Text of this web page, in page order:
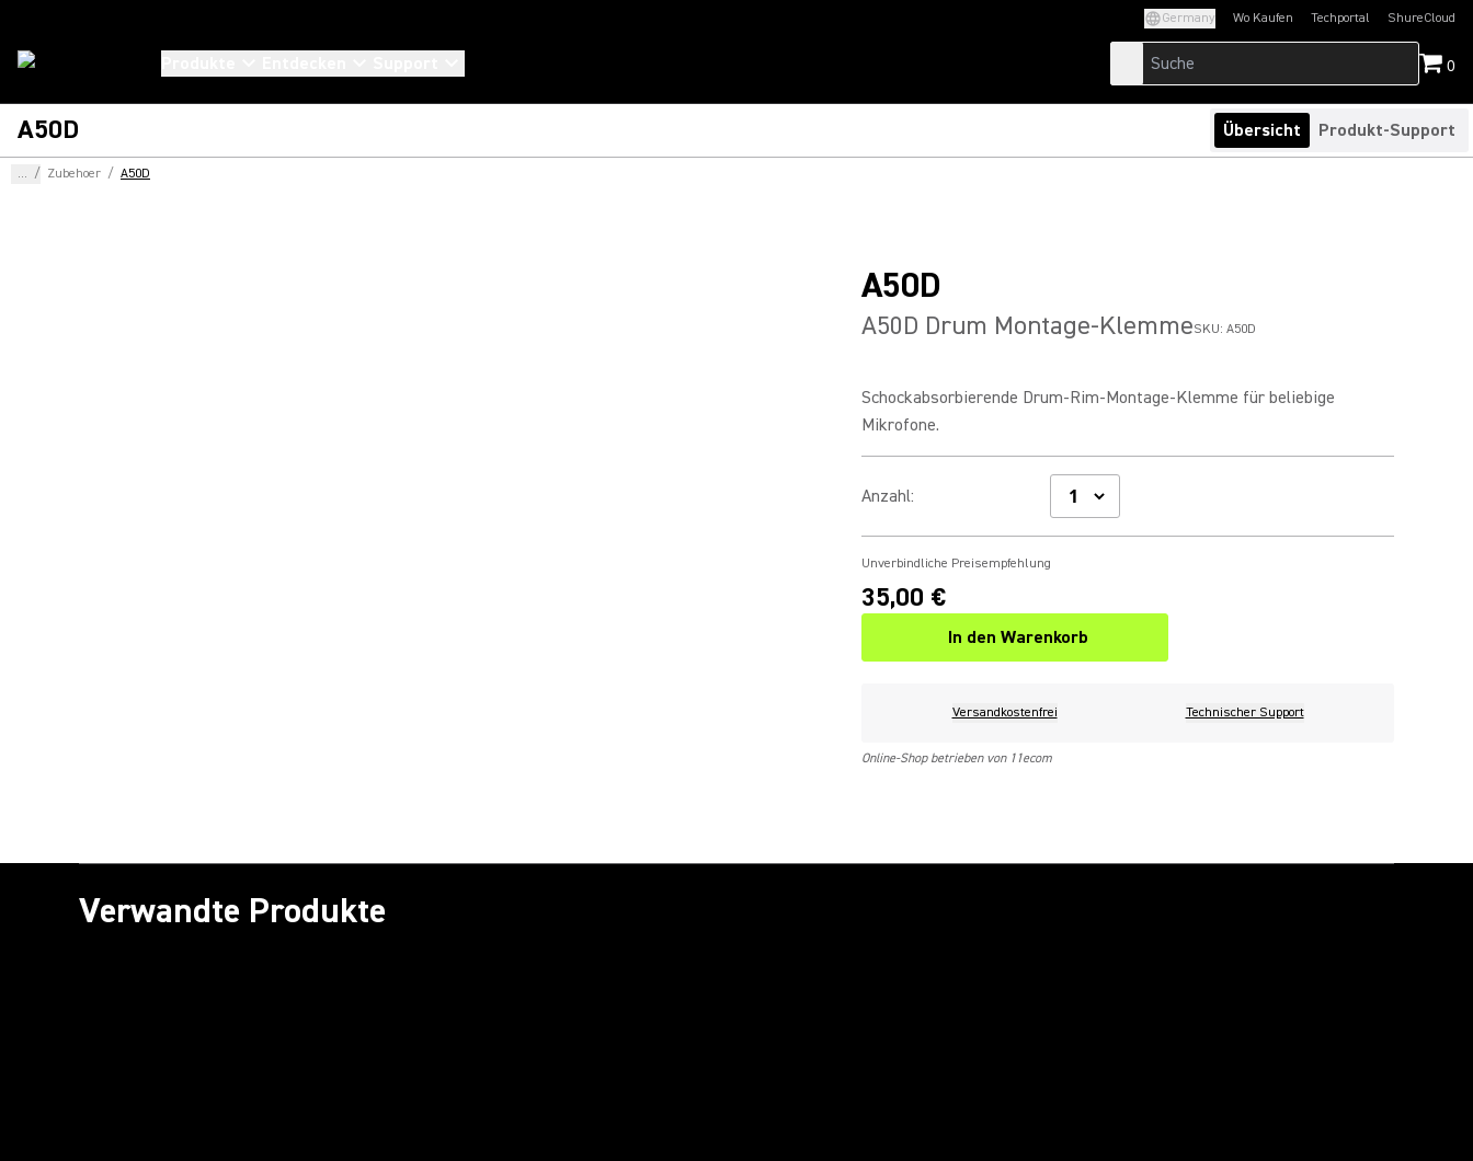
Germany Wo Kaufen Techportal
(Opens in a new tab)ShureCloud
(Opens in a new
0
A50D Übersicht Produkt-Support
... / Zubehoer / A50D
A50D
A50D Drum Montage-KlemmeSKU: A50D
Schockabsorbierende Drum-Rim-Montage-Klemme für beliebige
Mikrofone.
Anzahl:
Unverbindliche Preisempfehlung
35,00 €
In den Warenkorb
Versandkostenfrei Technischer Support
Online-Shop betrieben von 11ecom
Verwandte Produkte